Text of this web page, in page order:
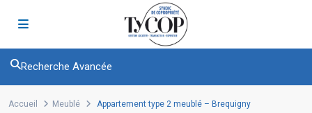
Recherche Avancée
Accueil Meublé Appartement type 2 meublé – Brequigny